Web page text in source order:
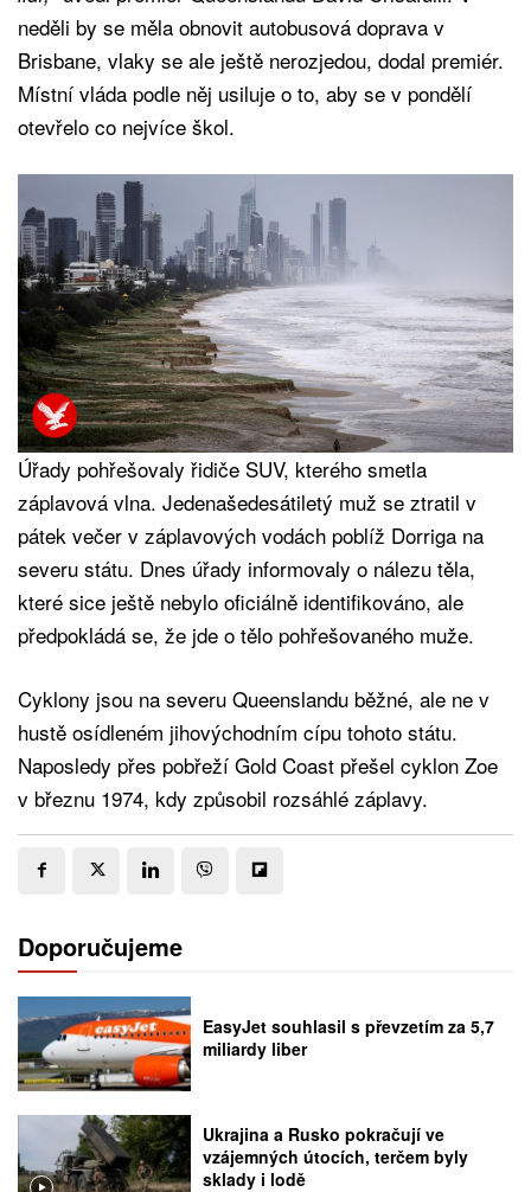
neděli by se měla obnovit autobusová doprava v
Brisbane, vlaky se ale ještě nerozjedou, dodal premiér.
Místní vláda podle něj usiluje o to, aby se v pondělí
otevřelo co nejvíce škol.
Úřady pohřešovaly řidiče SUV, kterého smetla
záplavová vlna. Jedenašedesátiletý muž se ztratil v
pátek večer v záplavových vodách poblíž Dorriga na
severu státu. Dnes úřady informovaly o nálezu těla,
které sice ještě nebylo oficiálně identifikováno, ale
předpokládá se, že jde o tělo pohřešovaného muže.
Cyklony jsou na severu Queenslandu běžné, ale ne v
hustě osídleném jihovýchodním cípu tohoto státu.
Naposledy přes pobřeží Gold Coast přešel cyklon Zoe
v březnu 1974, kdy způsobil rozsáhlé záplavy.
Doporučujeme
EasyJet souhlasil s převzetím za 5,7
miliardy liber
Ukrajina a Rusko pokračují ve
vzájemných útocích, terčem byly
sklady i lodě